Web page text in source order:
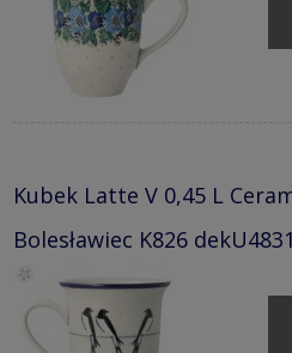
Kubek Latte V 0,45 L
Bolesławiec K826 dekU4831